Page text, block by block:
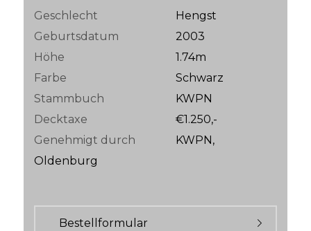
Geschlecht
Hengst
Geburtsdatum
2003
Höhe
1.74m
Farbe
Schwarz
Stammbuch
KWPN
Decktaxe
€1.250,-
Genehmigt durch
KWPN,
Oldenburg
Bestellformular